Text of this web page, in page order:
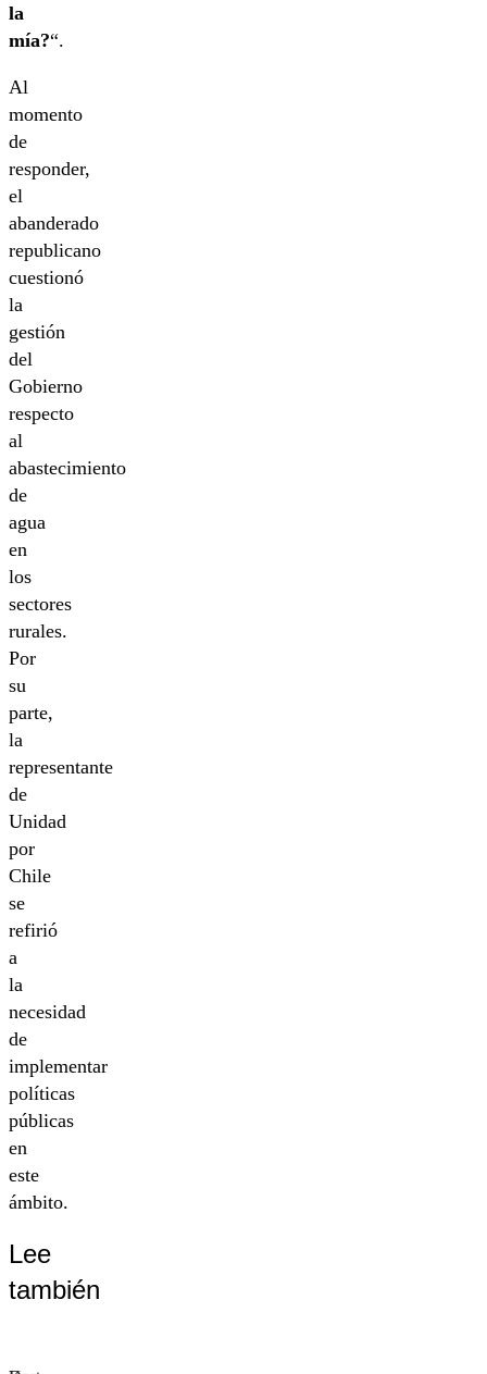
la
mía?“.
Al
momento
de
responder,
el
abanderado
republicano
cuestionó
la
gestión
del
Gobierno
respecto
al
abastecimiento
de
agua
en
los
sectores
rurales.
Por
su
parte,
la
representante
de
Unidad
por
Chile
se
refirió
a
la
necesidad
de
implementar
políticas
públicas
en
este
ámbito.
Lee
también